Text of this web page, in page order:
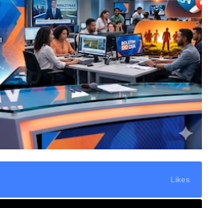
Likes